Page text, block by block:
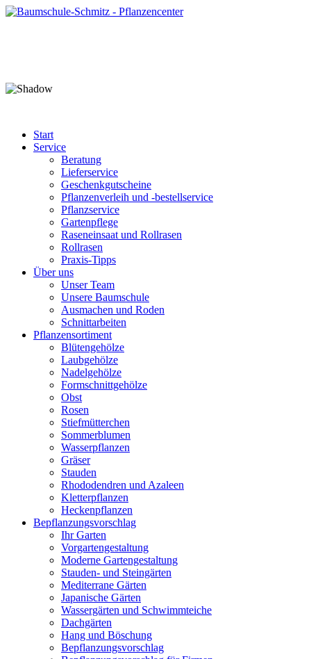
Start
Service
Beratung
Lieferservice
Geschenkgutscheine
Pflanzenverleih und -bestellservice
Pflanzservice
Gartenpflege
Raseneinsaat und Rollrasen
Rollrasen
Praxis-Tipps
Über uns
Unser Team
Unsere Baumschule
Ausmachen und Roden
Schnittarbeiten
Pflanzensortiment
Blütengehölze
Laubgehölze
Nadelgehölze
Formschnittgehölze
Obst
Rosen
Stiefmütterchen
Sommerblumen
Wasserpflanzen
Gräser
Stauden
Rhododendren und Azaleen
Kletterpflanzen
Heckenpflanzen
Bepflanzungsvorschlag
Ihr Garten
Vorgartengestaltung
Moderne Gartengestaltung
Stauden- und Steingärten
Mediterrane Gärten
Japanische Gärten
Wassergärten und Schwimmteiche
Dachgärten
Hang und Böschung
Bepflanzungsvorschlag